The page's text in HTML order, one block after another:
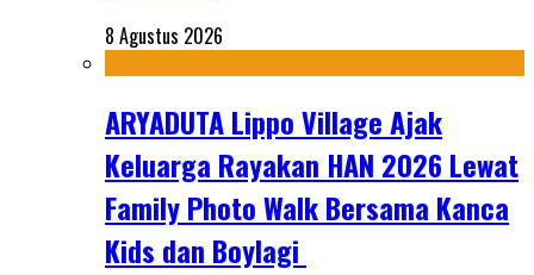
8 Agustus 2026
ARYADUTA Lippo Village Ajak
Keluarga Rayakan HAN 2026 Lewat
Family Photo Walk Bersama Kanca
Kids dan Boylagi